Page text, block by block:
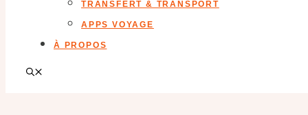
TRANSFERT & TRANSPORT
APPS VOYAGE
À PROPOS